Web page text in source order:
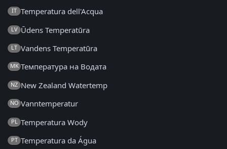
IT Temperatura dell'Acqua
LV Ūdens Temperatūra
LT Vandens Temperatūra
MK Температура на Водата
NZ New Zealand Watertemp
NO Vanntemperatur
PL Temperatura Wody
PT Temperatura da Água